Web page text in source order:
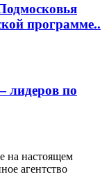
программе..
лидеров по
на настоящем
агентство